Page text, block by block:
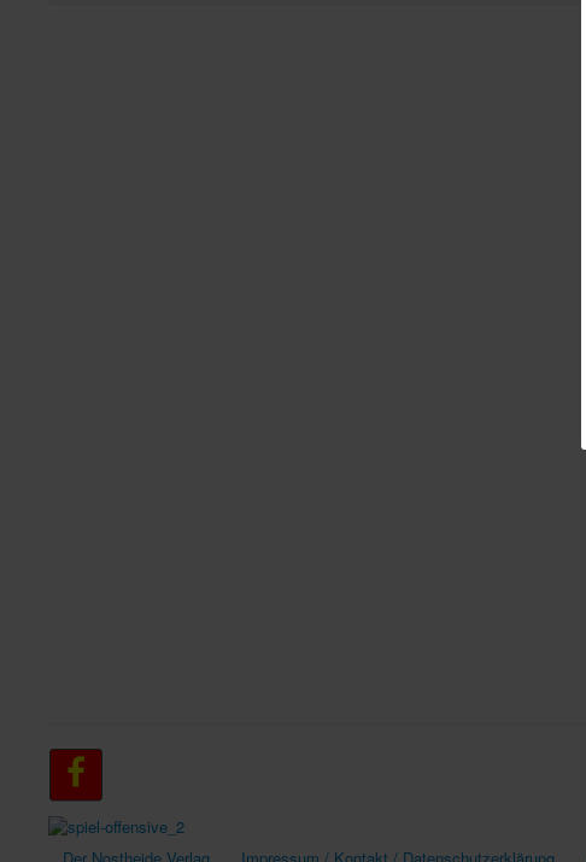
Der Nostheide Verlag Impressum / Kontakt / Datenschutzerklärung